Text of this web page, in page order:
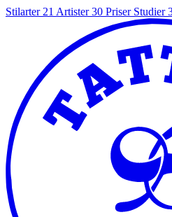
Stilarter 21 Artister30 Priser Studier